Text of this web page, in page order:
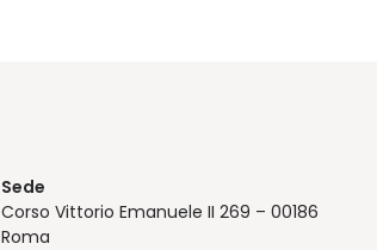
Sede
Corso Vittorio Emanuele II 269 – 00186
Roma